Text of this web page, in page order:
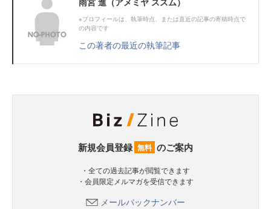
※プロフィールは、執筆時点、または直近の記事の寄稿時点で
の内容です
この著者の最近の執筆記事
新規会員登録 無料 のご案内
・全ての過去記事が閲覧できます
・会員限定メルマガを受信できます
メールバックナンバー